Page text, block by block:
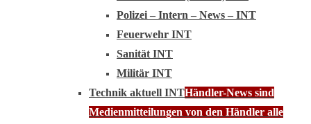
Polizei – Intern – News – INT
Feuerwehr INT
Sanität INT
Militär INT
Technik aktuell INTHändler-News sind
Medienmitteilungen von den Händler alle